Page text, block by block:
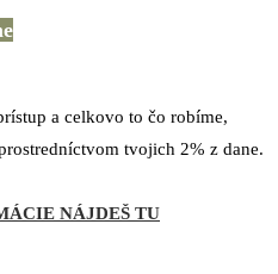
a celkovo to čo robíme,
tvojich 2% z dane.
NÁJDEŠ TU